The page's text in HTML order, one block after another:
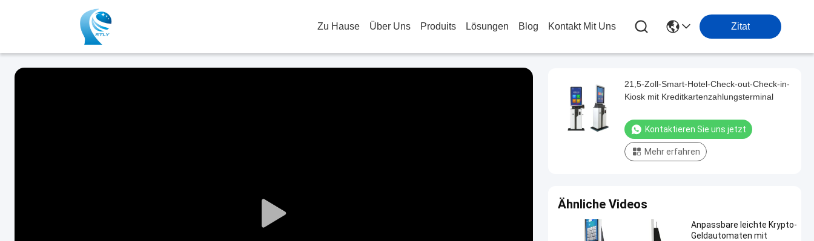
Zu Hause Über Uns Produits Lösungen Blog Kontakt Mit Uns Zitat
Play
21,5-Zoll-Smart-Hotel-Check-out-Check-in-
Kiosk mit Kreditkartenzahlungsterminal
Kontaktieren Sie uns jetzt
Mehr erfahren
Ähnliche Videos
Anpassbare leichte Krypto-
Geldautomaten mit